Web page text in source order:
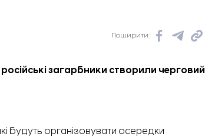
Поширити:
загарбники створили черговий
будуть організовувати осередки